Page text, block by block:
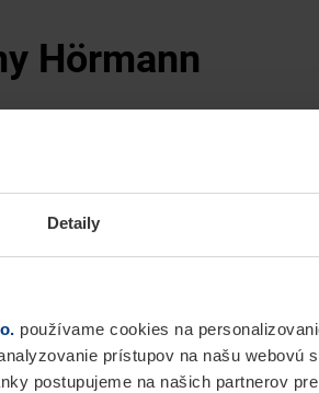
Detaily
používame cookies na
prístupov na našu webovú
postupujeme na našich partnerov
Hörmann